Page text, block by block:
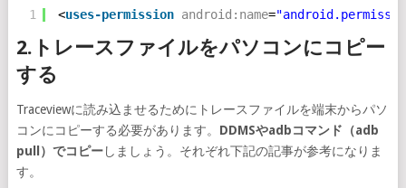
1 <uses-permission android:name=
2.トレースファイルをパソコンにコピー
する
Traceviewに読み込ませるためにトレースファイルを端末からパソ
コンにコピーする必要があります。 DDMSやadbコマンド（adb
pull）でコピーしましょう。それぞれ下記の記事が参考になりま
す。